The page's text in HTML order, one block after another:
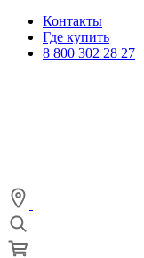
Контакты
Где купить
8 800 302 28 27